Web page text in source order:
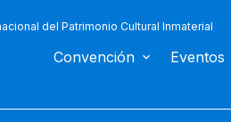
del Patrimonio Cultural Inmaterial
Convención Eventos